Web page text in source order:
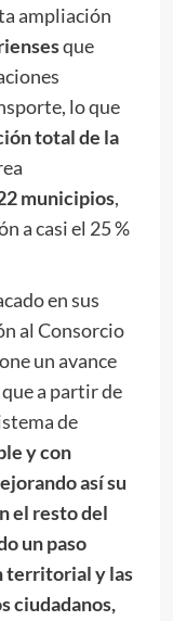
ampliación
que
lo que
total de la
municipios,
a casi el 25 %
en sus
al Consorcio
un avance
a partir de
de
y con
así su
el resto del
un paso
territorial y las
ciudadanos,